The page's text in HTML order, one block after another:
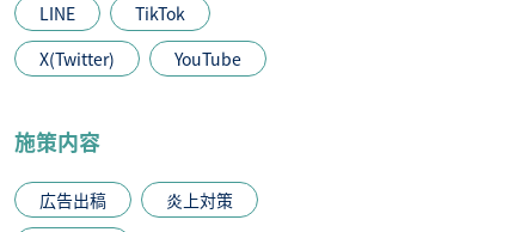
LINE
TikTok
X(Twitter)
YouTube
施策内容
広告出稿
炎上対策